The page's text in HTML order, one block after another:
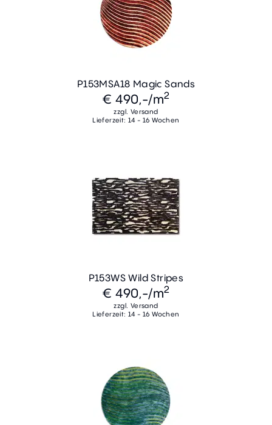
P153MSA18 Magic Sands
€ 490,-/m2
zzgl. Versand
Lieferzeit: 14 - 16 Wochen
P153WS Wild Stripes
€ 490,-/m2
zzgl. Versand
Lieferzeit: 14 - 16 Wochen